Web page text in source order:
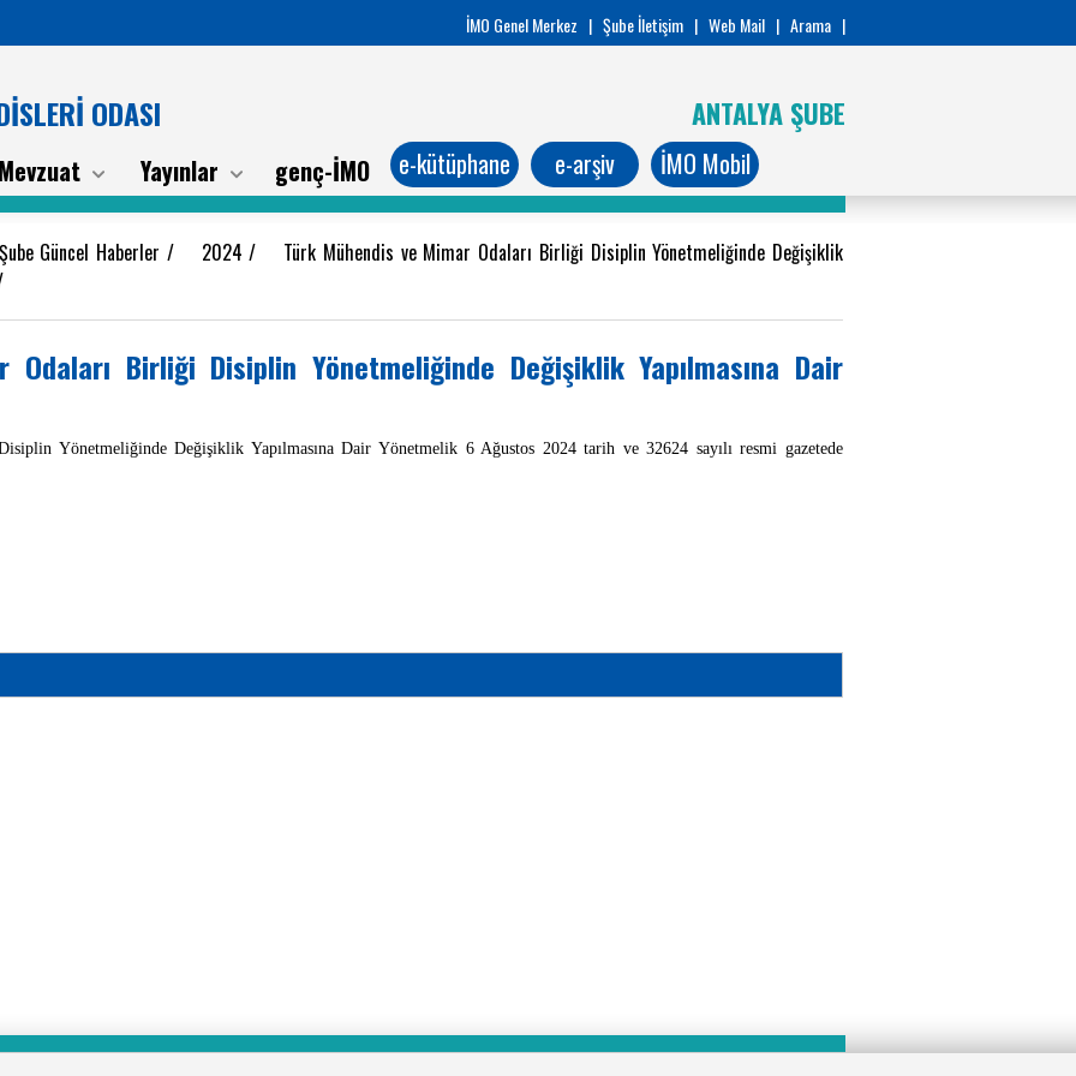
İMO Genel Merkez | Şube İletişim | Web Mail | Arama |
ODASI ANTALYA ŞUBE
Mevzuat Yayınlar genç-İMO e-kütüphane e-arşiv İMO Mobil
Güncel Haberler / 2024/ Türk Mühendis ve Mimar Odaları Birliği Disiplin Yönetmeliğinde Değişiklik
Birliği Disiplin Yönetmeliğinde Değişiklik Yapılmasına Dair
Yönetmeliğinde Değişiklik Yapılmasına Dair Yönetmelik 6 Ağustos 2024 tarih ve 32624 sayılı resmi gazetede